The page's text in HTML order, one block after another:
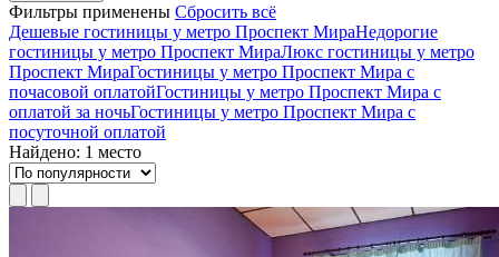
Фильтры применены Сбросить всё
Дешевые гостиницы у метро Проспект МираНедорогие
гостиницы у метро Проспект МираЛюкс гостиницы у метро
Проспект МираГостиницы у метро Проспект Мира c
почасовой оплатойГостиницы у метро Проспект Мира с
оплатой за ночьГостиницы у метро Проспект Мира c
посуточной оплатой
Найдено: 1 место